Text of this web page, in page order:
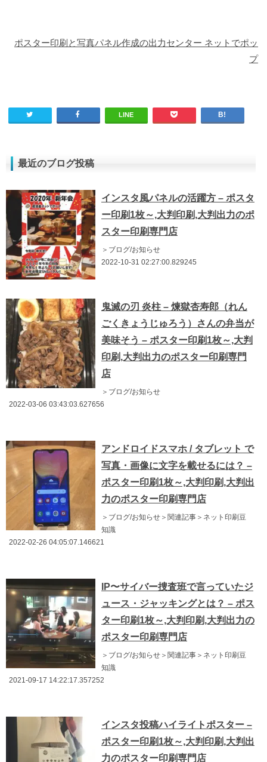
ポスター印刷と写真パネル作成の出力センター ネットでポッ
プ
LINE
最近のブログ投稿
インスタ風パネルの活躍方 – ポスタ
ー印刷1枚～,大判印刷,大判出力のポ
スター印刷専門店
＞ブログ/お知らせ
2022-10-31 02:27:00.829245
鬼滅の刃 炎柱 – 煉獄杏寿郎（れん
ごくきょうじゅろう）さんの弁当が
美味そう – ポスター印刷1枚～,大判
印刷,大判出力のポスター印刷専門
店
＞ブログ/お知らせ
2022-03-06 03:43:03.627656
アンドロイドスマホ / タブレット で
写真・画像に文字を載せるには？ –
ポスター印刷1枚～,大判印刷,大判出
力のポスター印刷専門店
＞ブログ/お知らせ＞関連記事＞ネット印刷豆
知識
2022-02-26 04:05:07.146621
IP〜サイバー捜査班で言っていたジ
ュース・ジャッキングとは？ – ポス
ター印刷1枚～,大判印刷,大判出力の
ポスター印刷専門店
＞ブログ/お知らせ＞関連記事＞ネット印刷豆
知識
2021-09-17 14:22:17.357252
インスタ投稿ハイライトポスター –
ポスター印刷1枚～,大判印刷,大判出
力のポスター印刷専門店